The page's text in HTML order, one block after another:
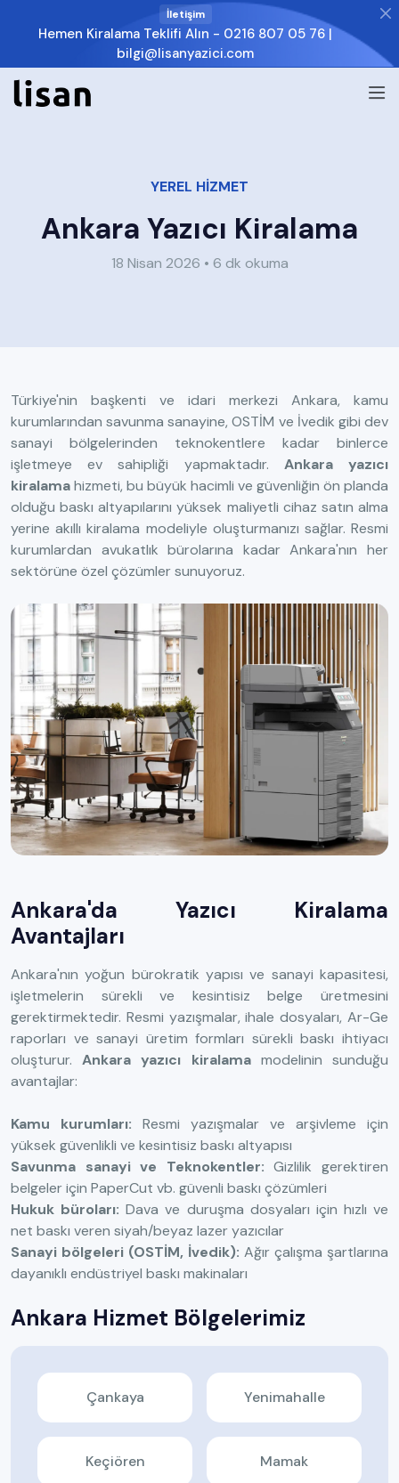
İletişim
Hemen Kiralama Teklifi Alın - 0216 807 05 76 |
bilgi@lisanyazici.com
YEREL HİZMET
Ankara Yazıcı Kiralama
18 Nisan 2026 • 6 dk okuma
Türkiye'nin başkenti ve idari merkezi Ankara, kamu
kurumlarından savunma sanayine, OSTİM ve İvedik gibi dev
sanayi bölgelerinden teknokentlere kadar binlerce
işletmeye ev sahipliği yapmaktadır. Ankara yazıcı
kiralamahizmeti, bu büyük hacimli ve güvenliğin ön planda
olduğu baskı altyapılarını yüksek maliyetli cihaz satın alma
yerine akıllı kiralama modeliyle oluşturmanızı sağlar. Resmi
kurumlardan avukatlık bürolarına kadar Ankara'nın her
sektörüne özel çözümler sunuyoruz.
Ankara'da Yazıcı Kiralama
Avantajları
Ankara'nın yoğun bürokratik yapısı ve sanayi kapasitesi,
işletmelerin sürekli ve kesintisiz belge üretmesini
gerektirmektedir. Resmi yazışmalar, ihale dosyaları, Ar-Ge
raporları ve sanayi üretim formları sürekli baskı ihtiyacı
oluşturur.Ankara yazıcı kiralamamodelinin sunduğu
avantajlar:
Kamu kurumları: Resmi yazışmalar ve arşivleme için
yüksek güvenlikli ve kesintisiz baskı altyapısı
Savunma sanayi ve Teknokentler: Gizlilik gerektiren
belgeler için PaperCut vb. güvenli baskı çözümleri
Hukuk büroları: Dava ve duruşma dosyaları için hızlı ve
net baskı veren siyah/beyaz lazer yazıcılar
Sanayi bölgeleri (OSTİM, İvedik): Ağır çalışma şartlarına
dayanıklı endüstriyel baskı makinaları
Ankara Hizmet Bölgelerimiz
Çankaya Yenimahalle
Keçiören Mamak